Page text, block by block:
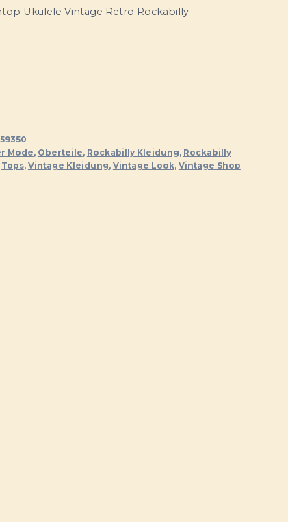
Ukulele Vintage Retro Rockabilly
Mode, Oberteile, Rockabilly Kleidung, Rockabilly
Tops, Vintage Kleidung, Vintage Look, Vintage Shop